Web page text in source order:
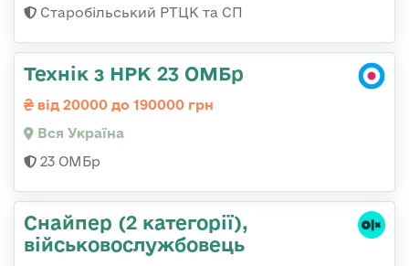
Старобільський РТЦК та СП
Технік з НРК 23 ОМБр
від 20000 до 190000 грн
Вся Україна
23 ОМБр
Снайпер (2 категорії),
військовослужбовець